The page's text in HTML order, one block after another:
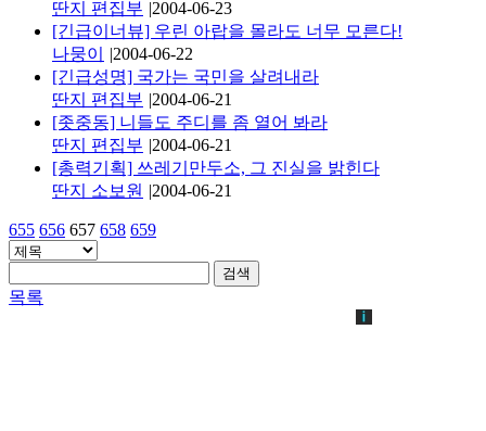
딴지 편집부 |2004-06-23
[긴급이너뷰] 우린 아랍을 몰라도 너무 모른다!
나뭉이
|2004-06-22
[긴급성명] 국가는 국민을 살려내라
딴지 편집부 |2004-06-21
[좃중동] 니들도 주디를 좀 열어 봐라
딴지 편집부 |2004-06-21
[총력기획] 쓰레기만두소, 그 진실을 밝힌다
딴지 소보원 |2004-06-21
655 656 657 658 659
검색
목록